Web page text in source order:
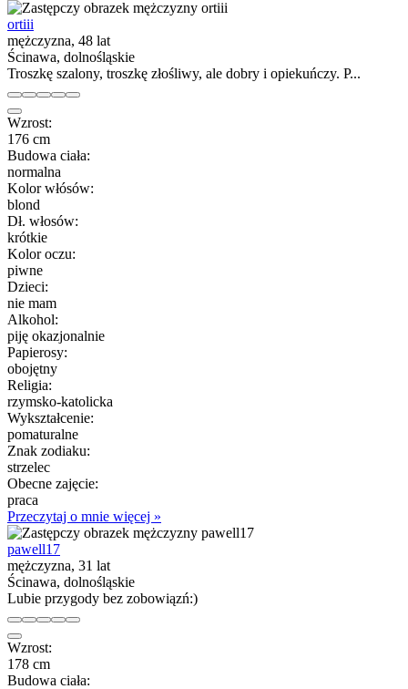
ortiii
mężczyzna, 48 lat
Ścinawa, dolnośląskie
Troszkę szalony, troszkę złośliwy, ale dobry i opiekuńczy. P...
Wzrost:
176 cm
Budowa ciała:
normalna
Kolor włósów:
blond
Dł. włosów:
krótkie
Kolor oczu:
piwne
Dzieci:
nie mam
Alkohol:
piję okazjonalnie
Papierosy:
obojętny
Religia:
rzymsko-katolicka
Wykształcenie:
pomaturalne
Znak zodiaku:
strzelec
Obecne zajęcie:
praca
Przeczytaj o mnie więcej »
pawell17
mężczyzna, 31 lat
Ścinawa, dolnośląskie
Lubie przygody bez zobowiązń:)
Wzrost:
178 cm
Budowa ciała: